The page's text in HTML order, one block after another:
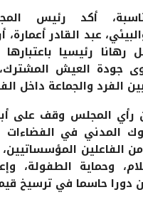
أكد رئيس
عبد القادر
رهانا رئيسيا
جودة العيش
الفرد والجماعة داخل
رأي المجلس وقف على
المدني في الفضاءات
الفاعلين
وحماية الطفولة،
دورا حاسما في ترسيخ